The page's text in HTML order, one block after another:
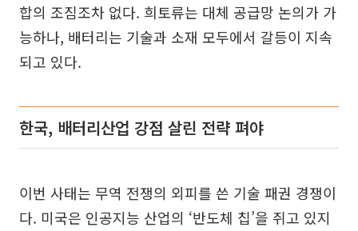
합의 조짐조차 없다. 희토류는 대체 공급망 논의가 가
능하나, 배터리는 기술과 소재 모두에서 갈등이 지속
되고 있다.
한국, 배터리산업 강점 살린 전략 펴야
이번 사태는 무역 전쟁의 외피를 쓴 기술 패권 경쟁이
다. 미국은 인공지능 산업의 ‘반도체 칩’을 쥐고 있지